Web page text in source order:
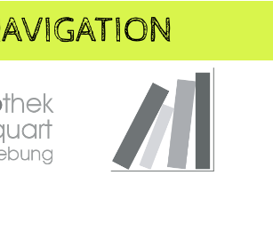
Schulen
Kosten
Für Eltern